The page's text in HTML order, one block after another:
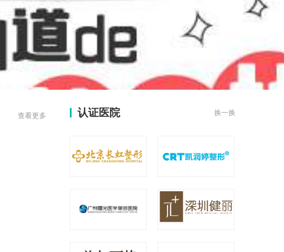
查看更多
认证医院 换一换